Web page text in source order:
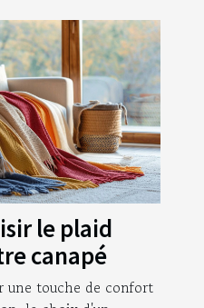
le plaid
canapé
une touche de confort